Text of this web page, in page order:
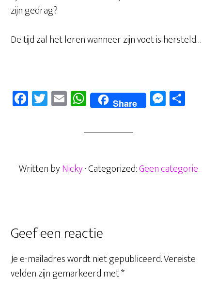
zijn gedrag?
De tijd zal het leren wanneer zijn voet is hersteld…
Fa
ce
k
T
wi
E
m
W
ha
ts
p
p
Share M
es
ge
r
Written byNicky· Categorized:Geen categorie
Lees
Interacties
Geef een reactie
Je e-mailadres wordt niet gepubliceerd.Vereiste
velden zijn gemarkeerd met*